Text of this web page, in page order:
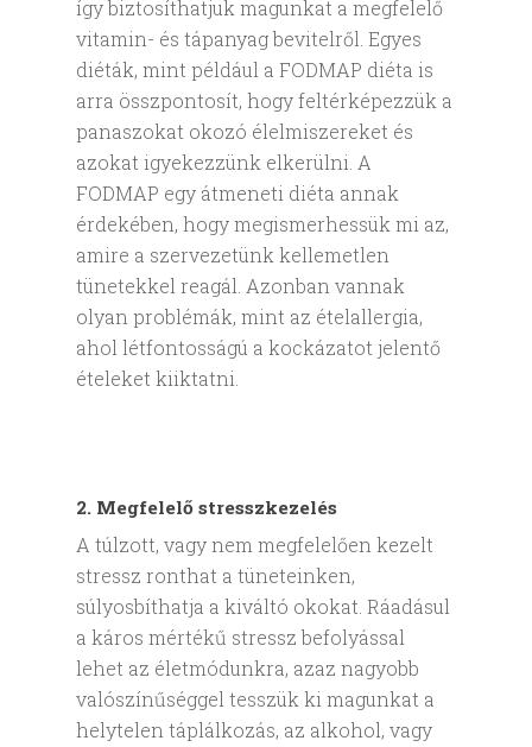
így biztosíthatjuk magunkat a megfelelő
vitamin- és tápanyag bevitelről. Egyes
diéták, mint például a FODMAP diéta is
arra összpontosít, hogy feltérképezzük a
panaszokat okozó élelmiszereket és
azokat igyekezzünk elkerülni. A
FODMAP egy átmeneti diéta annak
érdekében, hogy megismerhessük mi az,
amire a szervezetünk kellemetlen
tünetekkel reagál. Azonban vannak
olyan problémák, mint az ételallergia,
ahol létfontosságú a kockázatot jelentő
ételeket kiiktatni.
2. Megfelelő stresszkezelés
A túlzott, vagy nem megfelelően kezelt
stressz ronthat a tüneteinken,
súlyosbíthatja a kiváltó okokat. Ráadásul
a káros mértékű stressz befolyással
lehet az életmódunkra, azaz nagyobb
valószínűséggel tesszük ki magunkat a
helytelen táplálkozás, az alkohol, vagy